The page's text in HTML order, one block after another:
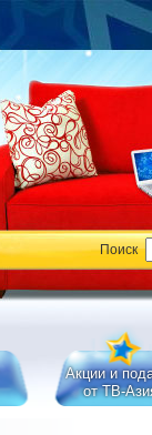
Поиск
Акции и
от ТВ-